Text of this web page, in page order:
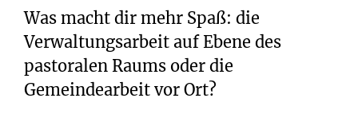
Was macht dir mehr Spaß: die
Verwaltungsarbeit auf Ebene des
pastoralen Raums oder die
Gemeindearbeit vor Ort?